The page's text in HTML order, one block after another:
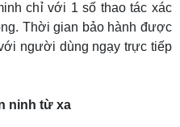
chỉ với 1 số thao tác xác
Thời gian bảo hành được
người dùng ngạy trực tiếp
ninh từ xa